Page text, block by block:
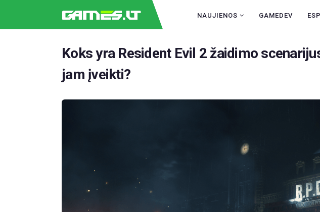
NAUJIENOS GAMEDEV
NAUJIENOS
ESPORTAS
VIDEO
ŽAIDIMAI
Koks yra Resident Evil 2 žaidimo
jam įveikti?